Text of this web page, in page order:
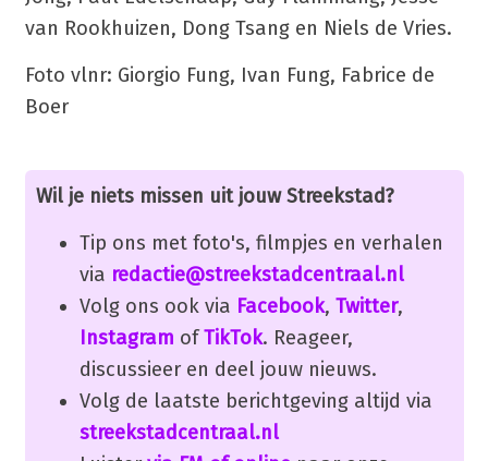
van Rookhuizen, Dong Tsang en Niels de Vries.
Foto vlnr: Giorgio Fung, Ivan Fung, Fabrice de
Boer
Wil je niets missen uit jouw Streekstad?
Tip ons met foto's, filmpjes en verhalen
via redactie@streekstadcentraal.nl
Volg ons ook via Facebook, Twitter,
Instagram ofTikTok. Reageer,
discussieer en deel jouw nieuws.
Volg de laatste berichtgeving altijd via
streekstadcentraal.nl